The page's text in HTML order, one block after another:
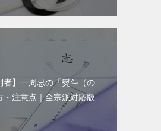
者】一周忌の「熨斗（の
・注意点｜全宗派対応版